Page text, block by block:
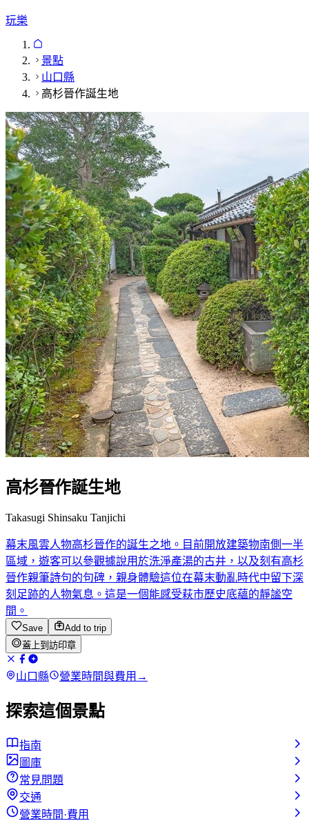
玩樂
景點
山口縣
高杉晉作誕生地
高杉晉作誕生地
Takasugi Shinsaku Tanjichi
幕末風雲人物高杉晉作的誕生之地。目前開放建築物南側一半
區域，遊客可以參觀據說用於洗淨產湯的古井，以及刻有高杉
晉作親筆詩句的句碑，親身體驗這位在幕末動亂時代中留下深
刻足跡的人物氣息。這是一個能感受萩市歷史底蘊的靜謐空
間。
Save
Add to trip
蓋上到訪印章
山口縣 營業時間與費用 →
探索這個景點
指南
圖庫
常見問題
交通
營業時間·費用